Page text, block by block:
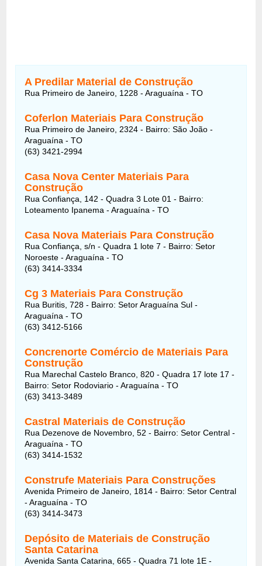
A Predilar Material de Construção
Rua Primeiro de Janeiro, 1228 - Araguaína - TO
Coferlon Materiais Para Construção
Rua Primeiro de Janeiro, 2324 - Bairro: São João -
Araguaína - TO
(63) 3421-2994
Casa Nova Center Materiais Para
Construção
Rua Confiança, 142 - Quadra 3 Lote 01 - Bairro:
Loteamento Ipanema - Araguaína - TO
Casa Nova Materiais Para Construção
Rua Confiança, s/n - Quadra 1 lote 7 - Bairro: Setor
Noroeste - Araguaína - TO
(63) 3414-3334
Cg 3 Materiais Para Construção
Rua Buritis, 728 - Bairro: Setor Araguaína Sul -
Araguaína - TO
(63) 3412-5166
Concrenorte Comércio de Materiais Para
Construção
Rua Marechal Castelo Branco, 820 - Quadra 17 lote 17 -
Bairro: Setor Rodoviario - Araguaína - TO
(63) 3413-3489
Castral Materiais de Construção
Rua Dezenove de Novembro, 52 - Bairro: Setor Central -
Araguaína - TO
(63) 3414-1532
Construfe Materiais Para Construções
Avenida Primeiro de Janeiro, 1814 - Bairro: Setor Central
- Araguaína - TO
(63) 3414-3473
Depósito de Materiais de Construção
Santa Catarina
Avenida Santa Catarina, 665 - Quadra 71 lote 1E -